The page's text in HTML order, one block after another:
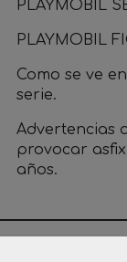
PLAYMOBIL
PLAYMOBIL
Como se ve
serie.
Advertencias
provocar
años.